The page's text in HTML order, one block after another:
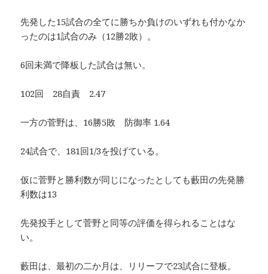
先発した15試合の全てに勝ちか負けのいずれも付かなか
ったのは1試合のみ（12勝2敗）。
6回未満で降板した試合は無い。
102回 28自責 2.47
一方の菅野は、16勝5敗 防御率 1.64
24試合で、181回1/3を投げている。
仮に菅野と勝利数が同じになったとしても藪田の先発勝
利数は13
先発投手として菅野と同等の評価を得られることはな
い。
藪田は、最初の二か月は、リリーフで23試合に登板。